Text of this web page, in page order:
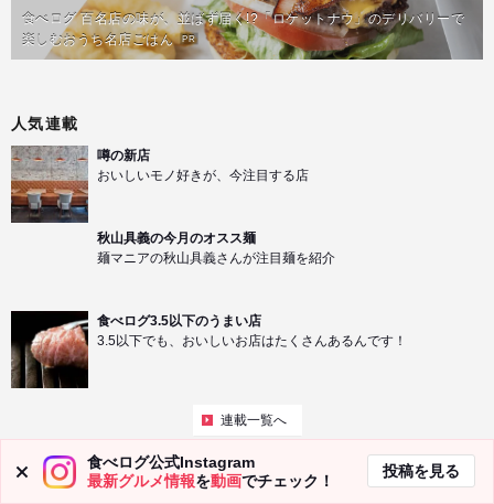
食べログ 百名店の味が、並ばず届く!?「ロケットナウ」のデリバリーで
楽しむおうち名店ごはん PR
人気連載
噂の新店
おいしいモノ好きが、今注目する店
秋山具義の今月のオスス麺
麺マニアの秋山具義さんが注目麺を紹介
食べログ3.5以下のうまい店
3.5以下でも、おいしいお店はたくさんあるんです！
連載一覧へ
食べログ公式Instagram
最新グルメ情報を動画でチェック！
投稿を見る